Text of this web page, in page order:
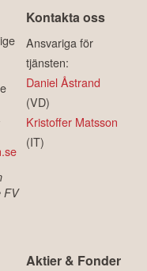
FV
Kontakta oss
Ansvariga för
tjänsten:
Daniel Åstrand
(VD)
Kristoffer Matsson
(IT)
Aktier & Fonder